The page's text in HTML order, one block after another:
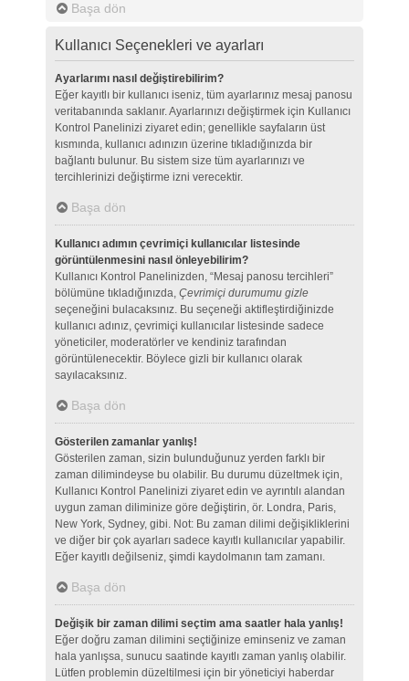
Başa dön
Kullanıcı Seçenekleri ve ayarları
Ayarlarımı nasıl değiştirebilirim?
Eğer kayıtlı bir kullanıcı iseniz, tüm ayarlarınız mesaj panosu
veritabanında saklanır. Ayarlarınızı değiştirmek için Kullanıcı
Kontrol Panelinizi ziyaret edin; genellikle sayfaların üst
kısmında, kullanıcı adınızın üzerine tıkladığınızda bir
bağlantı bulunur. Bu sistem size tüm ayarlarınızı ve
tercihlerinizi değiştirme izni verecektir.
Başa dön
Kullanıcı adımın çevrimiçi kullanıcılar listesinde
görüntülenmesini nasıl önleyebilirim?
Kullanıcı Kontrol Panelinizden, “Mesaj panosu tercihleri”
bölümüne tıkladığınızda, Çevrimiçi durumumu gizle
seçeneğini bulacaksınız. Bu seçeneği aktifleştirdiğinizde
kullanıcı adınız, çevrimiçi kullanıcılar listesinde sadece
yöneticiler, moderatörler ve kendiniz tarafından
görüntülenecektir. Böylece gizli bir kullanıcı olarak
sayılacaksınız.
Başa dön
Gösterilen zamanlar yanlış!
Gösterilen zaman, sizin bulunduğunuz yerden farklı bir
zaman dilimindeyse bu olabilir. Bu durumu düzeltmek için,
Kullanıcı Kontrol Panelinizi ziyaret edin ve ayrıntılı alandan
uygun zaman diliminize göre değiştirin, ör. Londra, Paris,
New York, Sydney, gibi. Not: Bu zaman dilimi değişikliklerini
ve diğer bir çok ayarları sadece kayıtlı kullanıcılar yapabilir.
Eğer kayıtlı değilseniz, şimdi kaydolmanın tam zamanı.
Başa dön
Değişik bir zaman dilimi seçtim ama saatler hala yanlış!
Eğer doğru zaman dilimini seçtiğinize eminseniz ve zaman
hala yanlışsa, sunucu saatinde kayıtlı zaman yanlış olabilir.
Lütfen problemin düzeltilmesi için bir yöneticiyi haberdar